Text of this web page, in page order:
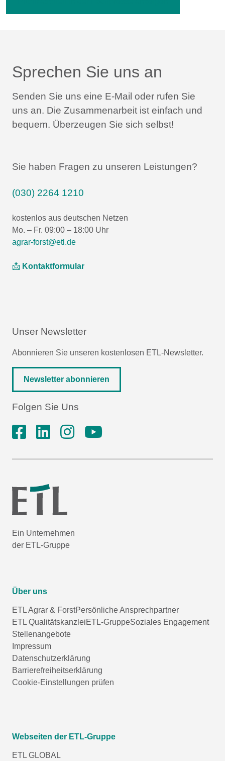
Sprechen Sie uns an
Senden Sie uns eine E-Mail oder rufen Sie
uns an. Die Zusammenarbeit ist einfach und
bequem. Überzeugen Sie sich selbst!
Sie haben Fragen zu unseren Leistungen?
(030) 2264 1210
kostenlos aus deutschen Netzen
Mo. – Fr. 09:00 – 18:00 Uhr
agrar-forst@etl.de
📩 Kontaktformular
Unser Newsletter
Abonnieren Sie unseren kostenlosen ETL-Newsletter.
Newsletter abonnieren
Folgen Sie Uns
Ein Unternehmen
der ETL-Gruppe
Über uns
ETL Agrar & ForstPersönliche Ansprechpartner
ETL QualitätskanzleiETL-GruppeSoziales Engagement
Stellenangebote
Impressum
Datenschutzerklärung
Barrierefreiheitserklärung
Cookie-Einstellungen prüfen
Webseiten der ETL-Gruppe
ETL GLOBAL